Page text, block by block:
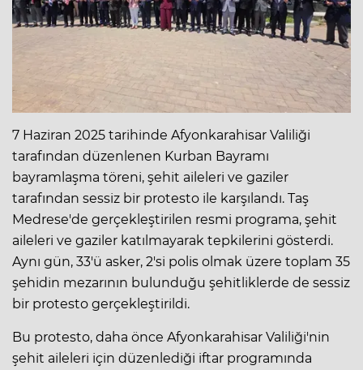
7 Haziran 2025 tarihinde Afyonkarahisar Valiliği
tarafından düzenlenen Kurban Bayramı
bayramlaşma töreni, şehit aileleri ve gaziler
tarafından sessiz bir protesto ile karşılandı. Taş
Medrese'de gerçekleştirilen resmi programa, şehit
aileleri ve gaziler katılmayarak tepkilerini gösterdi.
Aynı gün, 33'ü asker, 2'si polis olmak üzere toplam 35
şehidin mezarının bulunduğu şehitliklerde de sessiz
bir protesto gerçekleştirildi.
Bu protesto, daha önce Afyonkarahisar Valiliği'nin
şehit aileleri için düzenlediği iftar programında